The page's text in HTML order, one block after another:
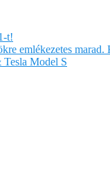
t!
emlékezetes
Model S